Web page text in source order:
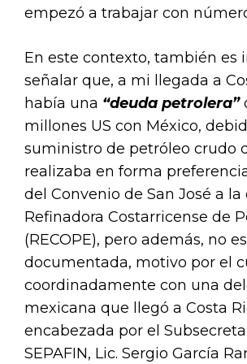
empezó a trabajar con
En este contexto, también es
señalar que, a mi llegada a
había una “deuda petrolera”
millones US con México,
suministro de petróleo crudo
realizaba en forma
del Convenio de San José a la
Refinadora Costarricense de
(RECOPE), pero además, no
documentada, motivo por el
coordinadamente con una
mexicana que llegó a Costa
encabezada por el
SEPAFIN, Lic. Sergio García